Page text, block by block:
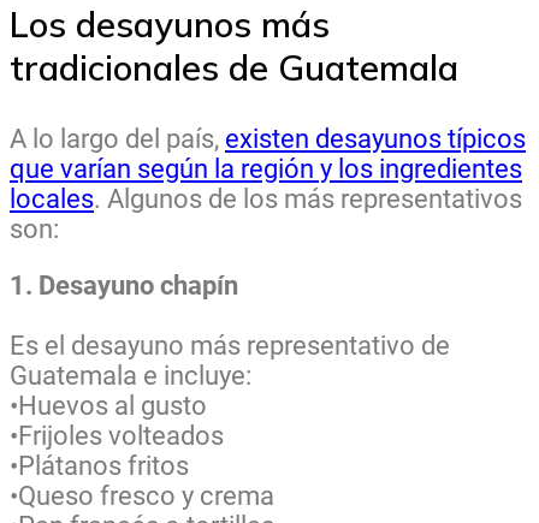
Los desayunos más
tradicionales de Guatemala
A lo largo del país, existen desayunos típicos
que varían según la región y los ingredientes
locales. Algunos de los más representativos
son:
1. Desayuno chapín
Es el desayuno más representativo de
Guatemala e incluye:
•Huevos al gusto
•Frijoles volteados
•Plátanos fritos
•Queso fresco y crema